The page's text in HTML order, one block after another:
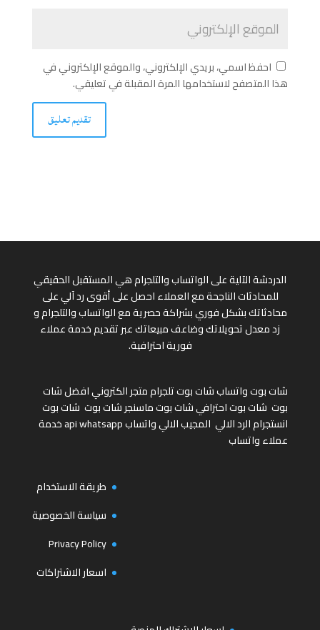
احفظ اسمي، بريدي الإلكتروني، والموقع الإلكتروني في
هذا المتصفح لاستخدامها المرة المقبلة في تعليقي.
الدردشة الآلية على الواتساب والتلجرام هي المستقبل الحقيقي
للمحادثات الناجحة مع العملاء احصل على أقوى رد آلي على
محادثاتك بشكل فوري بشراكة حصرية مع الواتساب والتلجرام و
زد معدل تحويلاتك وضاعف مبيعاتك عبر تقديم خدمة عملاء
فورية احترافية.
شات بوت واتسابشات بوت تلجراممتجر الكترونيافضل شات
بوت شات بوت احترافيشات بوت ماسنجرشات بوت شات بوت
انستجرامالرد الالي المجيب الالي واتسابapi whatsappخدمة
عملاء واتساب
طريقة الاستخدام
سياسة الخصوصية
Privacy Policy
اسعار الاشتراكات